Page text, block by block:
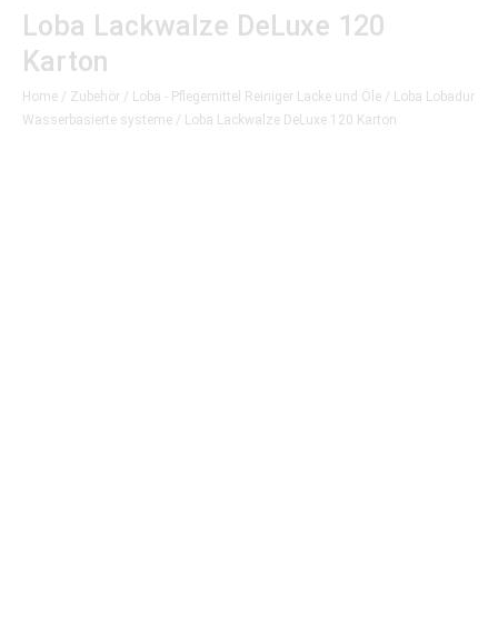
Loba Lackwalze DeLuxe 120
Karton
Home / Zubehör / Loba - Pflegemittel Reiniger Lacke und Öle / Loba Lobadur
Wasserbasierte systeme / Loba Lackwalze DeLuxe 120 Karton